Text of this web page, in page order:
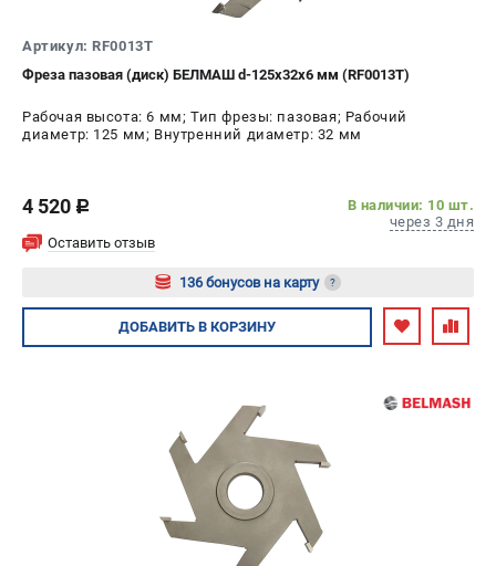
Артикул: RF0013T
Фреза пазовая (диск) БЕЛМАШ d-125х32х6 мм (RF0013T)
Рабочая высота: 6 мм; Тип фрезы: пазовая; Рабочий
диаметр: 125 мм; Внутренний диаметр: 32 мм
4 520 c
В наличии: 10 шт.
через 3 дня
Оставить отзыв
136 бонусов на карту ?
Авторизуйтесь
ДОБАВИТЬ В КОРЗИНУ